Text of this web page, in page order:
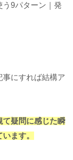
事にすれば結構ア
て疑問に感じた瞬
ます。